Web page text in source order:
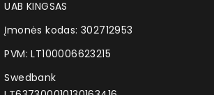
UAB KINGSAS
Įmonės kodas: 302712953
PVM: LT100006623215
Swedbank